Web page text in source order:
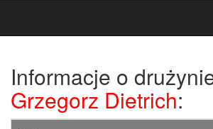
Informacje o
Grzegorz Dietrich: